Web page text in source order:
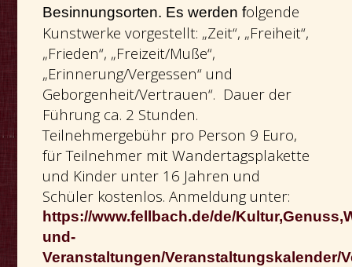
Besinnungsorten. Es werden folgende
Kunstwerke vorgestellt: „Zeit“, „Freiheit“,
„Frieden“, „Freizeit/Muße“,
„Erinnerung/Vergessen“ und
Geborgenheit/Vertrauen“. Dauer der
Führung ca. 2 Stunden.
Teilnehmergebühr pro Person 9 Euro,
für Teilnehmer mit Wandertagsplakette
und Kinder unter 16 Jahren und
Schüler kostenlos. Anmeldung unter:
https://www.fellbach.de/de/
und-
Veranstaltungen/Veranstaltungskalender/